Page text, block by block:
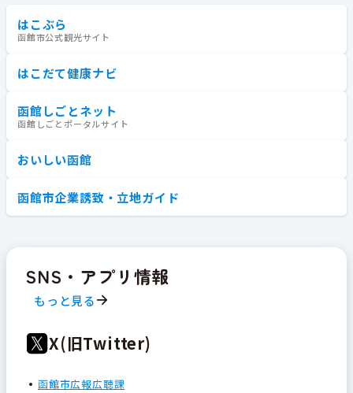
はこぶら
函館市公式観光サイト
はこだて健康ナビ
函館しごとネット
函館しごとポータルサイト
おいしい函館
函館市企業誘致・立地ガイド
SNS・アプリ情報
もっと見る
X(旧Twitter)
函館市広報広聴課